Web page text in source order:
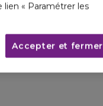
« Paramétrer les
Accepter et fermer